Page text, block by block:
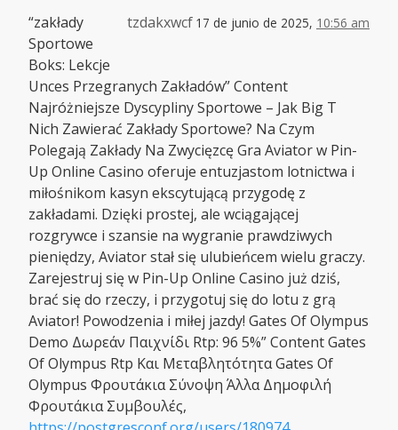
tzdakxwcf 17 de junio de 2025, 10:56 am
“zakłady
Sportowe
Boks: Lekcje
Unces Przegranych Zakładów” Content
Najróżniejsze Dyscypliny Sportowe – Jak Big T
Nich Zawierać Zakłady Sportowe? Na Czym
Polegają Zakłady Na Zwycięzcę Gra Aviator w Pin-
Up Online Casino oferuje entuzjastom lotnictwa i
miłośnikom kasyn ekscytującą przygodę z
zakładami. Dzięki prostej, ale wciągającej
rozgrywce i szansie na wygranie prawdziwych
pieniędzy, Aviator stał się ulubieńcem wielu graczy.
Zarejestruj się w Pin-Up Online Casino już dziś,
brać się do rzeczy, i przygotuj się do lotu z grą
Aviator! Powodzenia i miłej jazdy! Gates Of Olympus
Demo Δωρεάν Παιχνίδι Rtp: 96 5%” Content Gates
Of Olympus Rtp Και Μεταβλητότητα Gates Of
Olympus Φρουτάκια Σύνοψη Άλλα Δημοφιλή
Φρουτάκια Συμβουλές,